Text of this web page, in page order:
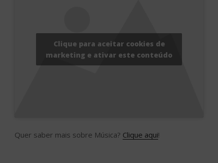
Clique para aceitar cookies de
marketing e ativar este conteúdo
Quer saber mais sobre Música? Clique aqui!